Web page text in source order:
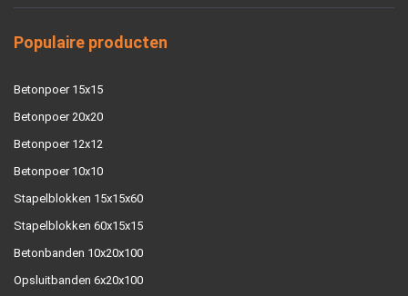
Populaire producten
Betonpoer 15x15
Betonpoer 20x20
Betonpoer 12x12
Betonpoer 10x10
Stapelblokken 15x15x60
Stapelblokken 60x15x15
Betonbanden 10x20x100
Opsluitbanden 6x20x100